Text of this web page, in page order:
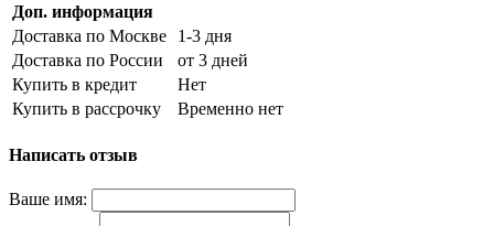
Доп. информация
Доставка по Москве
1-3 дня
Доставка по России
от 3 дней
Купить в кредит
Нет
Купить в рассрочку
Временно нет
Написать отзыв
Ваше имя: